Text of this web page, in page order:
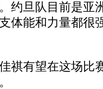
约旦队目前是亚
体能和力量都很
有望在这场比